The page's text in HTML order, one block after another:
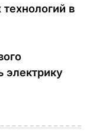
в
электрику